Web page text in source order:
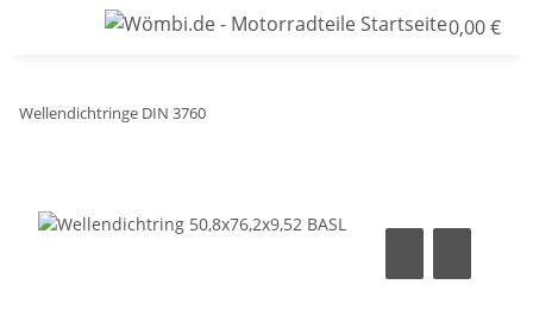
0,00 €
Wellendichtringe DIN 3760